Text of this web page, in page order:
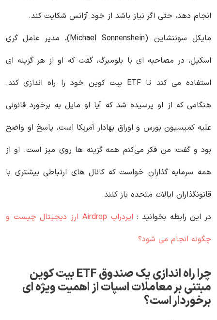
انجام دهد، حتی اگر نیاز باشد از خود آژانس شکایت کند.
مایکل سوننشاین (Michael Sonnenshein)، مدیر عامل گری
اسکیل، در مصاحبه ای با بلومبرگ، گفت که او از هر گزینه ای
استفاده می کند تا ETF بیت کوین خود را راه اندازی کند.
هنگامی که از او پرسیده شد که آیا او مایل به برخورد قانونی
علیه کمیسیون بورس و اوراق بهادار آمریکا است، پاسخ او واضح
بود و گفت: من فکر می‌کنم همه گزینه‌ ها روی میز است. او از
همه سرمایه‌ گذاران خواست که کانال‌ های ارتباطی بیشتری با
قانونگذاران ایالات متحده باز کنند.
در این رابطه بخوانید‌ :
ایردراپ Airdrop ارز دیجیتال چیست و
چگونه انجام می شود؟
چرا راه اندازی یک صندوق ETF بیت کوین
مبتنی بر معاملات اسپات از اهمیت ویژه ای
برخوردار است؟